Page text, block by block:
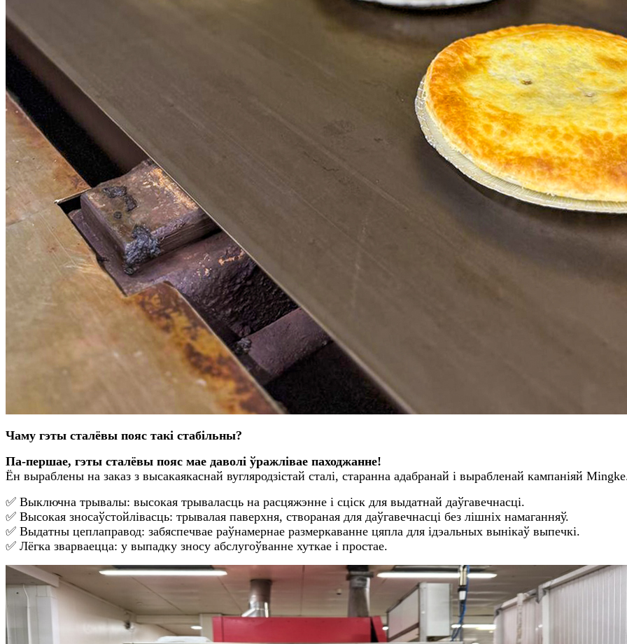
Чаму гэты сталёвы пояс такі стабільны?
Па-першае, гэты сталёвы пояс мае даволі ўражлівае паходжанне!
Ён выраблены на заказ з высакаякаснай вугляродзістай сталі, старанна адабранай і вырабленай кампаніяй
✅ Выключна трывалы: высокая трываласць на расцяжэнне і сціск для выдатнай даўгавечнасці.
✅ Высокая зносаўстойлівасць: трывалая паверхня, створаная для даўгавечнасці без лішніх намаганняў.
✅ Выдатны цеплаправод: забяспечвае раўнамернае размеркаванне цяпла для ідэальных вынікаў выпечкі.
✅ Лёгка зварваецца: у выпадку зносу абслугоўванне хуткае і простае.